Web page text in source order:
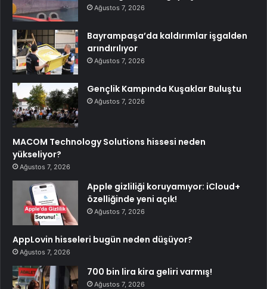
Ağustos 7, 2026
Bayrampaşa’da kaldırımlar işgalden
arındırılıyor
Ağustos 7, 2026
Gençlik Kampında Kuşaklar Buluştu
Ağustos 7, 2026
MACOM Technology Solutions hissesi neden
yükseliyor?
Ağustos 7, 2026
Apple gizliliği koruyamıyor: iCloud+
özelliğinde yeni açık!
Ağustos 7, 2026
AppLovin hisseleri bugün neden düşüyor?
Ağustos 7, 2026
700 bin lira kira geliri varmış!
Ağustos 7, 2026